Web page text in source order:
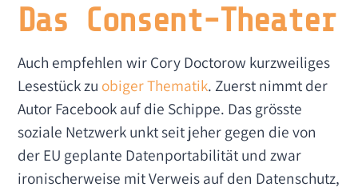
Das Consent-Theater
Auch empfehlen wir Cory Doctorow kurzweiliges
Lesestück zu obiger Thematik. Zuerst nimmt der
Autor Facebook auf die Schippe. Das grösste
soziale Netzwerk unkt seit jeher gegen die von
der EU geplante Datenportabilität und zwar
ironischerweise mit Verweis auf den Datenschutz,